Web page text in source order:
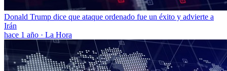
Donald Trump dice que ataque ordenado fue un éxito y advierte a
Irán
hace 1 año · La Hora